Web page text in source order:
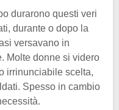
durarono questi veri
durante o dopo la
versavano in
Molte donne si videro
irrinunciabile scelta,
Spesso in cambio